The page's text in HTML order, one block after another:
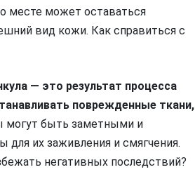
месте может оставаться
вид кожи. Как справиться с
— это результат процесса
поврежденные ткани,
могут быть заметными и
их заживления и смягчения.
негативных последствий?